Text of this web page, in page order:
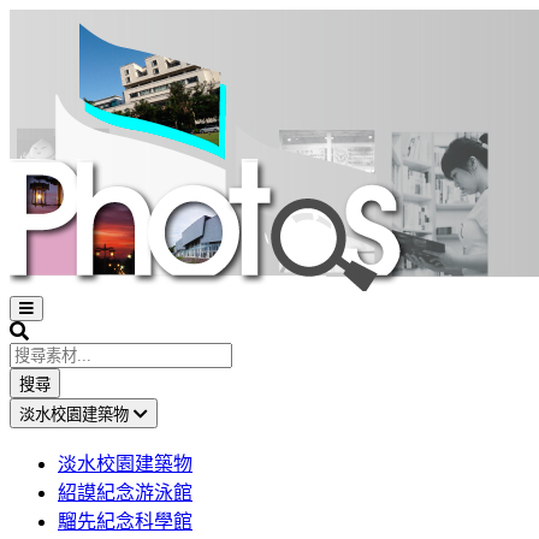
Open
sidebar
Search
搜尋
淡水校園建築物
淡水校園建築物
紹謨紀念游泳館
騮先紀念科學館